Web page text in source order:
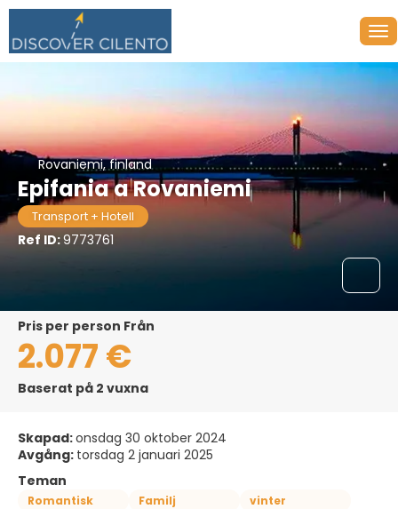
Rovaniemi, finland
Epifania a Rovaniemi
Transport + Hotell
Ref ID:9773761
pris per person Från
2.077 €
Baserat på 2 vuxna
Skapad:onsdag 30 oktober 2024
Avgång: torsdag 2 januari 2025
Teman
Romantisk Familj
vinter